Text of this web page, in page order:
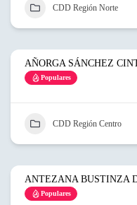
CDD Región Norte
AÑORGA SÁNCHEZ
Populares
CDD Región Centro
ANTEZANA BUSTINZA
Populares